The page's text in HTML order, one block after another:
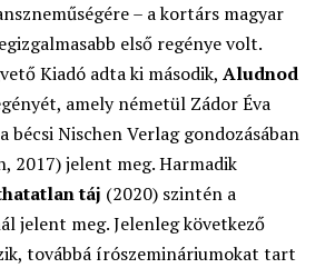
– a kortárs magyar
első regénye volt.
Kiadó adta ki második, Aludnod
amely németül Zádor Éva
bécsi Nischen Verlag gondozásában
2017) jelent meg. Harmadik
táj (2020) szintén a
jelent meg. Jelenleg következő
továbbá írószemináriumokat tart